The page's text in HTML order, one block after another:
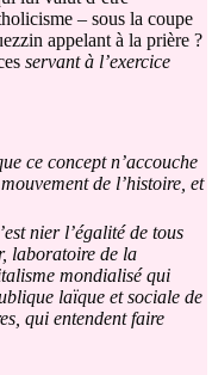
– sous la coupe
appelant à la prière ?
servant à l’exercice
ce concept n’accouche
de l’histoire, et
nier l’égalité de tous
laboratoire de la
mondialisé qui
laïque et sociale de
qui entendent faire